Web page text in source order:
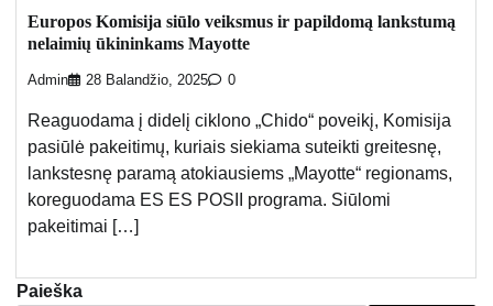
Europos Komisija siūlo veiksmus ir papildomą lankstumą
nelaimių ūkininkams Mayotte
Admin 28 Balandžio, 2025 0
Reaguodama į didelį ciklono „Chido“ poveikį, Komisija
pasiūlė pakeitimų, kuriais siekiama suteikti greitesnę,
lankstesnę paramą atokiausiems „Mayotte“ regionams,
koreguodama ES ES POSII programa. Siūlomi
pakeitimai […]
Paieška